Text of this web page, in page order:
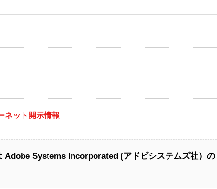
ネット開示情報
Adobe Systems Incorporated (アドビシステムズ社）の